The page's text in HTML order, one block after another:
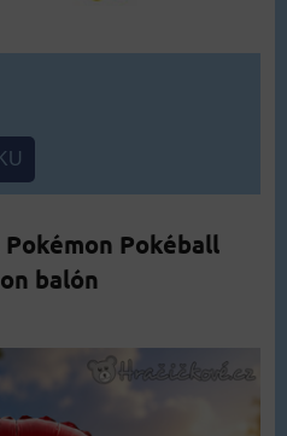
Pokéball
balón